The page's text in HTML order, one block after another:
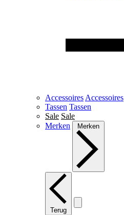
Accessoires Accessoires
Tassen Tassen
Sale Sale
Merken
Merken
Terug